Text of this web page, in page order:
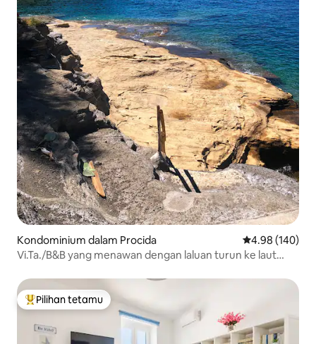
Kondominium dalam Procida Penarafan
4.98 (140)
Vi.Ta./B&B yang menawan dengan laluan turun ke laut
Pilihan utama tetamu
Pilihan tetamu